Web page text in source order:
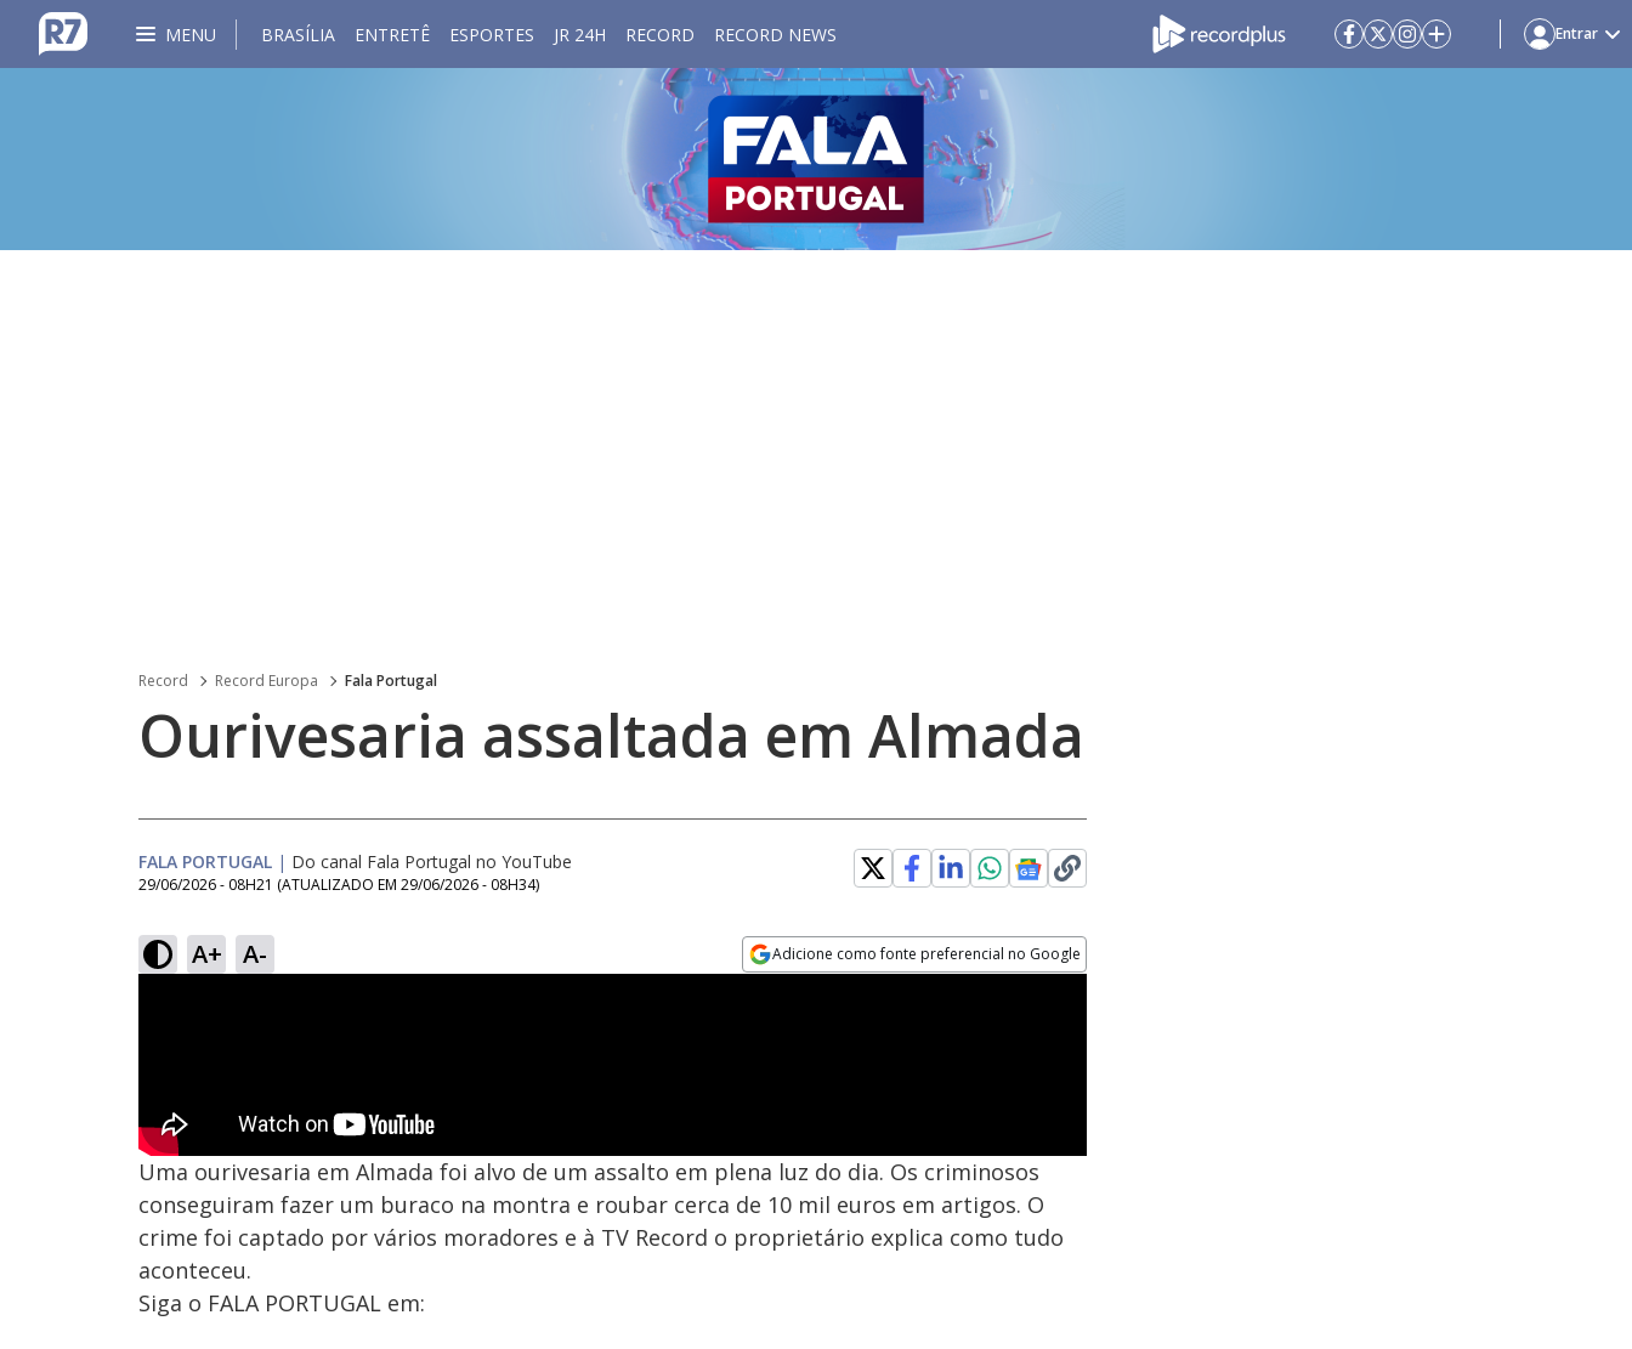
MENU BRASÍLIA ENTRETÊ ESPORTES JR 24H RECORD RECORD NEWS Entrar
Record Record Europa Fala Portugal
Ourivesaria assaltada em Almada
FALA PORTUGAL | Do canal Fala Portugal no YouTube
29/06/2026 - 08H21 (ATUALIZADO EM 29/06/2026 - 08H34)
A+ A- Adicione como fonte preferencial no Google
Uma ourivesaria em Almada foi alvo de um assalto em plena luz do dia. Os criminosos
conseguiram fazer um buraco na montra e roubar cerca de 10 mil euros em artigos. O
crime foi captado por vários moradores e à TV Record o proprietário explica como tudo
aconteceu.
Siga o FALA PORTUGAL em: